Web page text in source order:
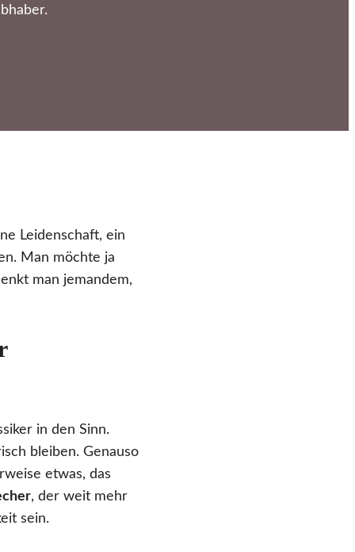
Leidenschaft, ein
Man möchte ja
man jemandem,
in den Sinn.
bleiben. Genauso
etwas, das
, der weit mehr
sein.